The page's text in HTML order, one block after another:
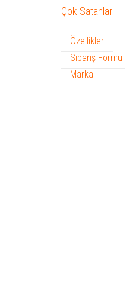
Çok Satanlar
Özellikler
Sipariş Formu
Marka